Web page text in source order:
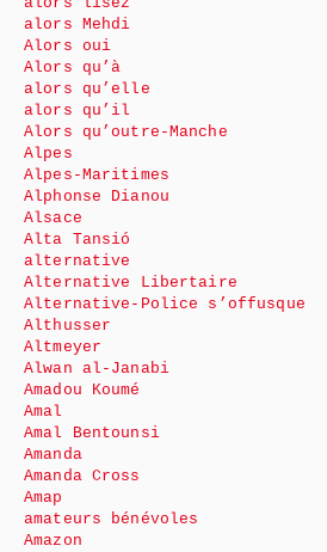
alors Mehdi
Alors oui
Alors qu’à
alors qu’elle
alors qu’il
Alors qu’outre-Manche
Alpes
Alpes-Maritimes
Alphonse Dianou
Alsace
Alta Tansió
alternative
Alternative Libertaire
Alternative-Police s’offusque
Althusser
Altmeyer
Alwan al-Janabi
Amadou Koumé
Amal
Amal Bentounsi
Amanda
Amanda Cross
Amap
amateurs bénévoles
Amazon